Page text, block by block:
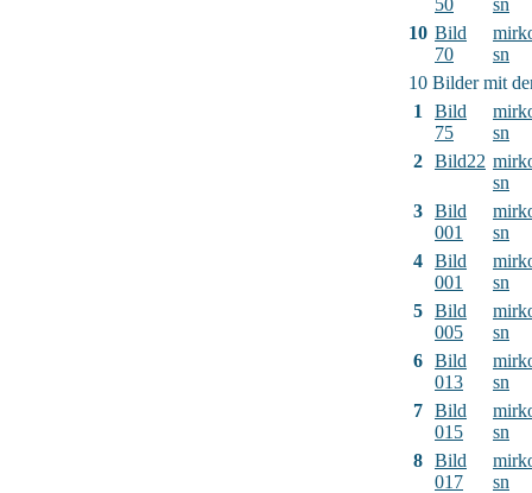
50
sn
10 Bild
70
sn
10 Bilder mit
1
Bild
75
sn
2 Bild22
sn
3 Bild
001
sn
4 Bild
001
sn
5 Bild
005
sn
6 Bild
013
sn
7 Bild
015
sn
8 Bild
017
sn